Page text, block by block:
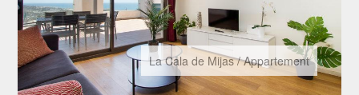
La Cala de Mijas/Appartement